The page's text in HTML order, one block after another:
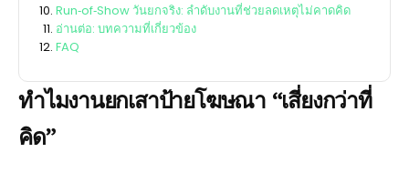
Run‑of‑Show วันยกจริง: ลำดับงานที่ช่วยลดเหตุไม่คาดคิด
อ่านต่อ: บทความที่เกี่ยวข้อง
FAQ
ทำไมงานยกเสาป้ายโฆษณา “เสี่ยงกว่าที่
คิด”